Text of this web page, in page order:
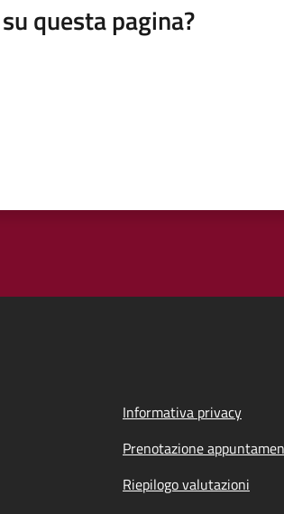
questa pagina?
Informativa privacy
Prenotazione
Riepilogo valutazioni